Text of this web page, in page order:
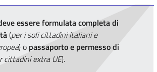
essere formulata completa di
(per i soli cittadini italiani e
) o passaporto e permesso di
cittadini extra UE).